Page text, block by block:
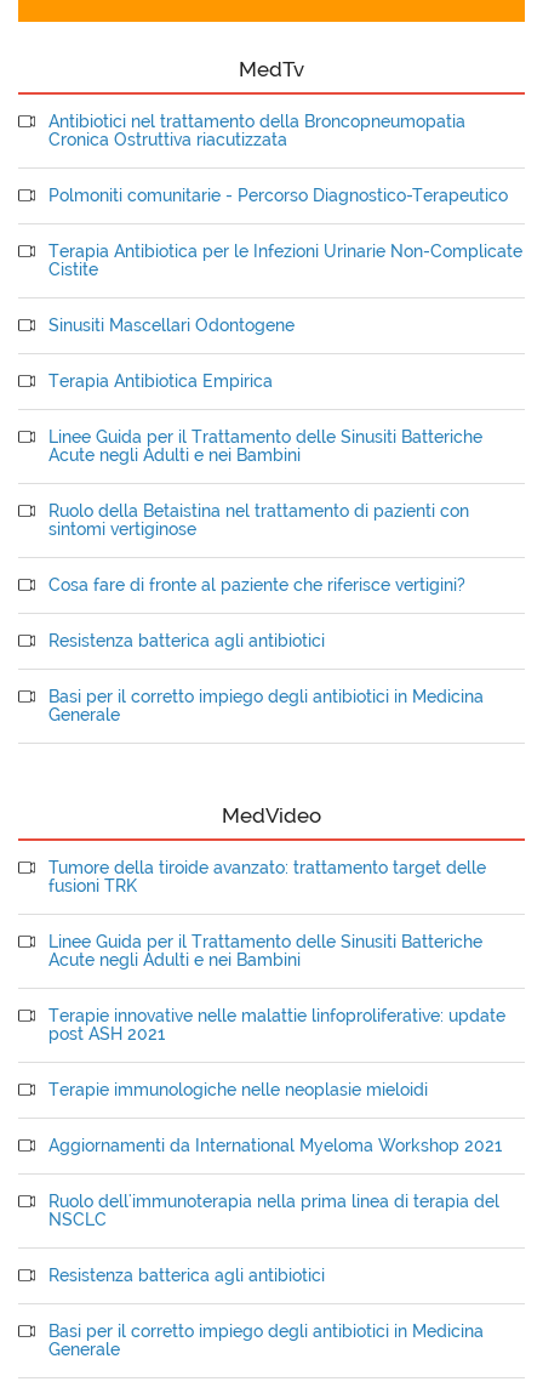
MedTv
Antibiotici nel trattamento della Broncopneumopatia
Cronica Ostruttiva riacutizzata
Polmoniti comunitarie - Percorso Diagnostico-Terapeutico
Terapia Antibiotica per le Infezioni Urinarie Non-Complicate
Cistite
Sinusiti Mascellari Odontogene
Terapia Antibiotica Empirica
Linee Guida per il Trattamento delle Sinusiti Batteriche
Acute negli Adulti e nei Bambini
Ruolo della Betaistina nel trattamento di pazienti con
sintomi vertiginose
Cosa fare di fronte al paziente che riferisce vertigini?
Resistenza batterica agli antibiotici
Basi per il corretto impiego degli antibiotici in Medicina
Generale
MedVideo
Tumore della tiroide avanzato: trattamento target delle
fusioni TRK
Linee Guida per il Trattamento delle Sinusiti Batteriche
Acute negli Adulti e nei Bambini
Terapie innovative nelle malattie linfoproliferative: update
post ASH 2021
Terapie immunologiche nelle neoplasie mieloidi
Aggiornamenti da International Myeloma Workshop 2021
Ruolo dell'immunoterapia nella prima linea di terapia del
NSCLC
Resistenza batterica agli antibiotici
Basi per il corretto impiego degli antibiotici in Medicina
Generale